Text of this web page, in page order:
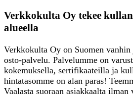
Verkkokulta Oy tekee
alueella
Verkkokulta Oy on Suomen
osto-palvelu. Palvelumme on
kokemuksella, sertifikaateilla ja
hintatasomme on alan paras!
Vaalasta suoraan asiakkaalta ilman